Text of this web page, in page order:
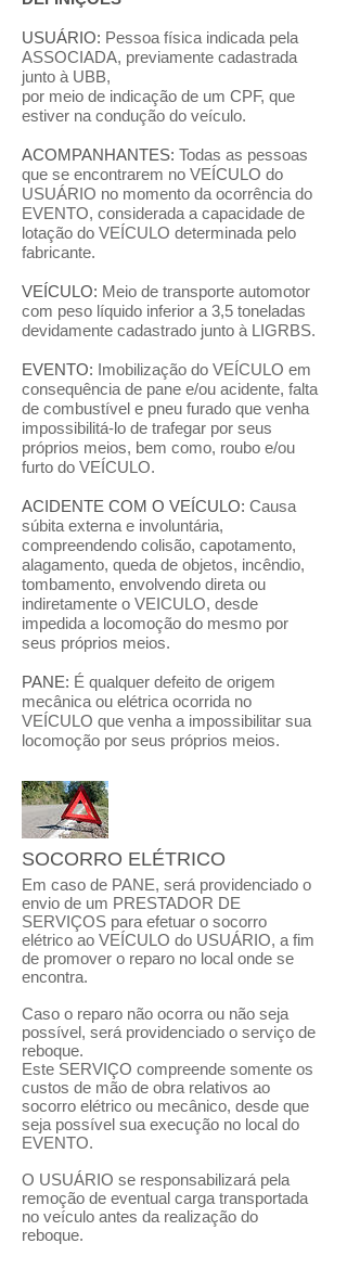
USUÁRIO: Pessoa física indicada pela
ASSOCIADA, previamente cadastrada
junto à UBB,
por meio de indicação de um CPF, que
estiver na condução do veículo.
ACOMPANHANTES: Todas as pessoas
que se encontrarem no VEÍCULO do
USUÁRIO no momento da ocorrência do
EVENTO, considerada a capacidade de
lotação do VEÍCULO determinada pelo
fabricante.
VEÍCULO: Meio de transporte automotor
com peso líquido inferior a 3,5 toneladas
devidamente cadastrado junto à LIGRBS.
EVENTO: Imobilização do VEÍCULO em
consequência de pane e/ou acidente, falta
de combustível e pneu furado que venha
impossibilitá-lo de trafegar por seus
próprios meios, bem como, roubo e/ou
furto do VEÍCULO.
ACIDENTE COM O VEÍCULO: Causa
súbita externa e involuntária,
compreendendo colisão, capotamento,
alagamento, queda de objetos, incêndio,
tombamento, envolvendo direta ou
indiretamente o VEICULO, desde
impedida a locomoção do mesmo por
seus próprios meios.
PANE: É qualquer defeito de origem
mecânica ou elétrica ocorrida no
VEÍCULO que venha a impossibilitar sua
locomoção por seus próprios meios.
SOCORRO ELÉTRICO
Em caso de PANE, será providenciado o
envio de um PRESTADOR DE
SERVIÇOS para efetuar o socorro
elétrico ao VEÍCULO do USUÁRIO, a fim
de promover o reparo no local onde se
encontra.
Caso o reparo não ocorra ou não seja
possível, será providenciado o serviço de
reboque.
Este SERVIÇO compreende somente os
custos de mão de obra relativos ao
socorro elétrico ou mecânico, desde que
seja possível sua execução no local do
EVENTO.
O USUÁRIO se responsabilizará pela
remoção de eventual carga transportada
no veículo antes da realização do
reboque.